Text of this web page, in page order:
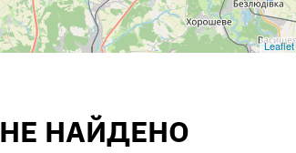
Leaflet
НАЙДЕНО